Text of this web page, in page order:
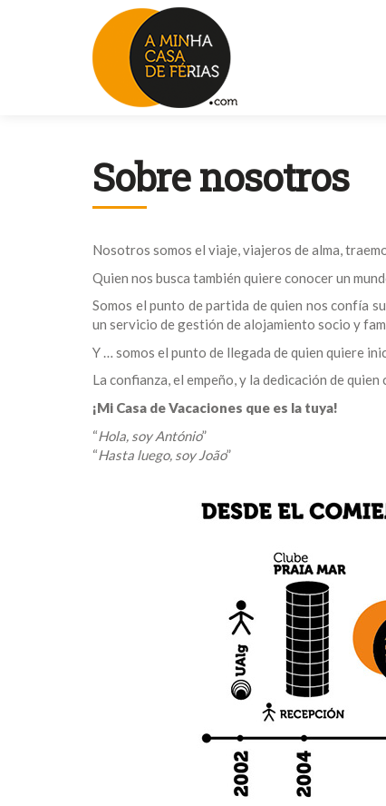
Sobre nosotros
Nosotros somos el viaje, viajeros de alma,
Quien nos busca también quiere conocer un
Somos el punto de partida de quien nos confía
un servicio de gestión de alojamiento socio y
Y … somos el punto de llegada de quien quiere
La confianza, el empeño, y la dedicación de
¡Mi Casa de Vacaciones que es la tuya!
“Hola, soy António”
“Hasta luego, soy João”